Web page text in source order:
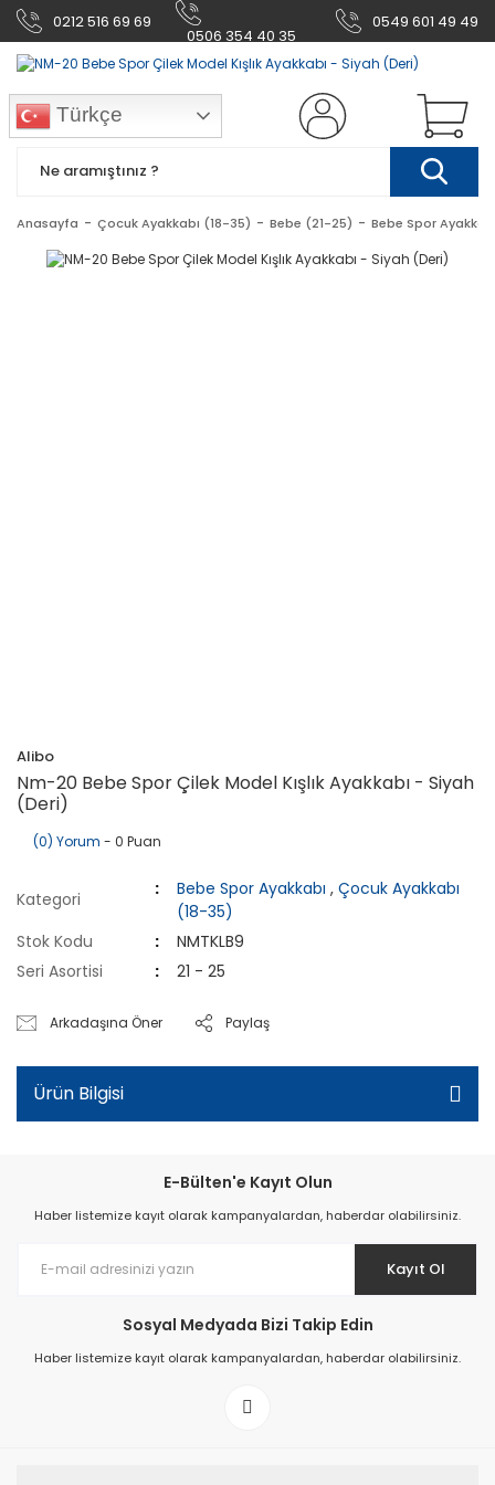
0212 516 69 69
0506 354 40 35
0549 601 49 49
Türkçe
Anasayfa Çocuk Ayakkabı (18-35) Bebe (21-25) Bebe Spor
Alibo
Nm-20 Bebe Spor Çilek Model Kışlık Ayakkabı - Siyah
(Deri)
(0) Yorum - 0 Puan
Kategori
Bebe Spor Ayakkabı ,Çocuk Ayakkabı
(18-35)
Stok Kodu
NMTKLB9
Seri Asortisi
21 - 25
Arkadaşına Öner Paylaş
Ürün Bilgisi
E-Bülten'e Kayıt Olun
Haber listemize kayıt olarak kampanyalardan, haberdar olabilirsiniz.
Kayıt Ol
Sosyal Medyada Bizi Takip Edin
Haber listemize kayıt olarak kampanyalardan, haberdar olabilirsiniz.